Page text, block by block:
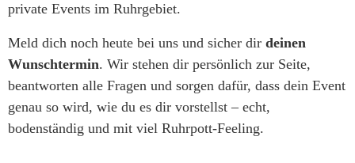
private Events im Ruhrgebiet.
Meld dich noch heute bei uns und sicher dir deinen
Wunschtermin. Wir stehen dir persönlich zur Seite,
beantworten alle Fragen und sorgen dafür, dass dein Event
genau so wird, wie du es dir vorstellst – echt,
bodenständig und mit viel Ruhrpott-Feeling.